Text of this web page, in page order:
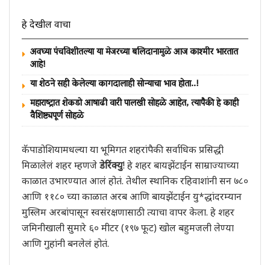
हे देखील वाचा
अवघ्या पंचविशीतल्या या मेजरच्या बलिदानामुळे आज काश्मीर भारतात
आहे!
या शेठने सही केलेल्या कागदालाही सोन्याचा भाव होता..!
महाराष्ट्रात शेकडो आषाढी वारी पालखी सोहळे आहेत, त्यापैकी हे काही
वैशिष्ट्यपूर्ण सोहळे
कॅपाडोशियामधल्या या भूमिगत शहरांपैकी सर्वाधिक प्रसिद्धी
मिळालेलं शहर म्हणजेडेरिंक्यु! हे शहर बायझेंटाईन साम्राज्याच्या
काळात उभारण्यात आलं होतं. तेथील स्थानिक रहिवाशांनी सन ७८०
आणि ११८० च्या काळात अरब आणि बायझेंटाईन यु*द्धांदरम्यान
मुस्लिम अरबांपासून स्वसंरक्षणासाठी त्याचा वापर केला. हे शहर
जमिनीखाली सुमारे ६० मीटर (१९७ फूट) खोल बहुमजली लेण्या
आणि गुहांनी बनलेलं होतं.